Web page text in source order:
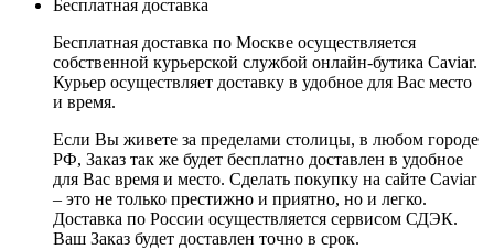
Бесплатная доставка
Бесплатная доставка по Москве осуществляется
собственной курьерской службой онлайн-бутика Caviar.
Курьер осуществляет доставку в удобное для Вас место
и время.
Если Вы живете за пределами столицы, в любом городе
РФ, Заказ так же будет бесплатно доставлен в удобное
для Вас время и место. Сделать покупку на сайте Caviar
– это не только престижно и приятно, но и легко.
Доставка по России осуществляется сервисом СДЭК.
Ваш Заказ будет доставлен точно в срок.